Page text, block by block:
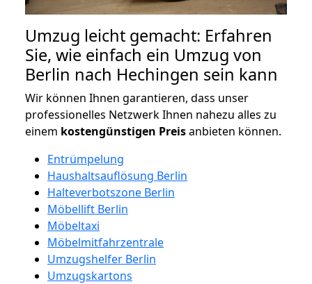
Umzug leicht gemacht: Erfahren
Sie, wie einfach ein Umzug von
Berlin nach Hechingen sein kann
Wir können Ihnen garantieren, dass unser
professionelles Netzwerk Ihnen nahezu alles zu
einem kostengünstigen Preisanbieten können.
Entrümpelung
Haushaltsauflösung Berlin
Halteverbotszone Berlin
Möbellift Berlin
Möbeltaxi
Möbelmitfahrzentrale
Umzugshelfer Berlin
Umzugskartons